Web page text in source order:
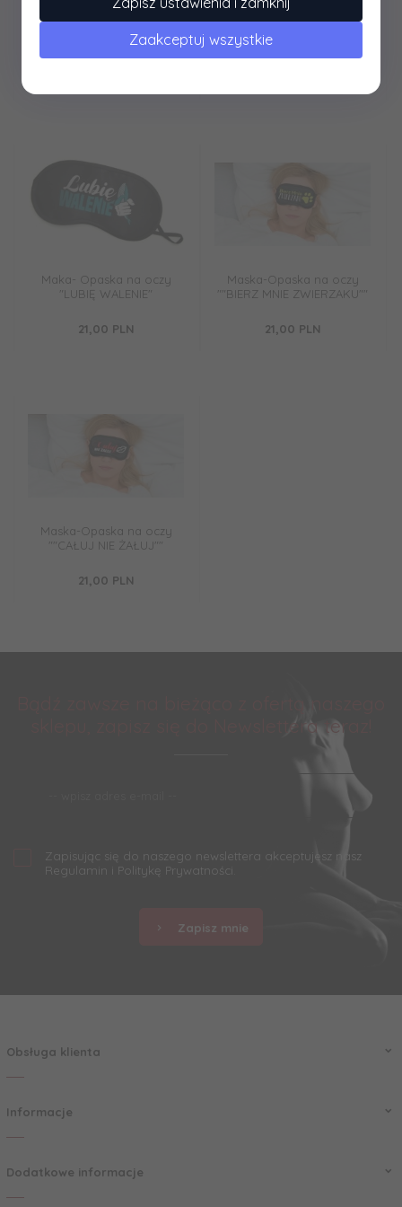
Maska-Opaska na oczy
""BUDZIĆ TYLKO NA SEX""
""WOLĘ SPANIE NIŻ
BZYKANIE""
Maka- Opaska na oczy
"LUBIĘ WALENIE"
21,00 PLN
Maska-Opaska na oczy
""BIERZ MNIE ZWIERZAKU""
21,00 PLN
Maska-Opaska na oczy
""CAŁUJ NIE ŻAŁUJ""
21,00 PLN
sklepu, zapisz się do Newslettera teraz!
Zapisując się do naszego newslettera akceptujesz nasz
Regulamin i Politykę Prywatności
Zapisz mnie
Obsługa klienta
Informacje
Dodatkowe informacje
Zaakceptuj wszystkie